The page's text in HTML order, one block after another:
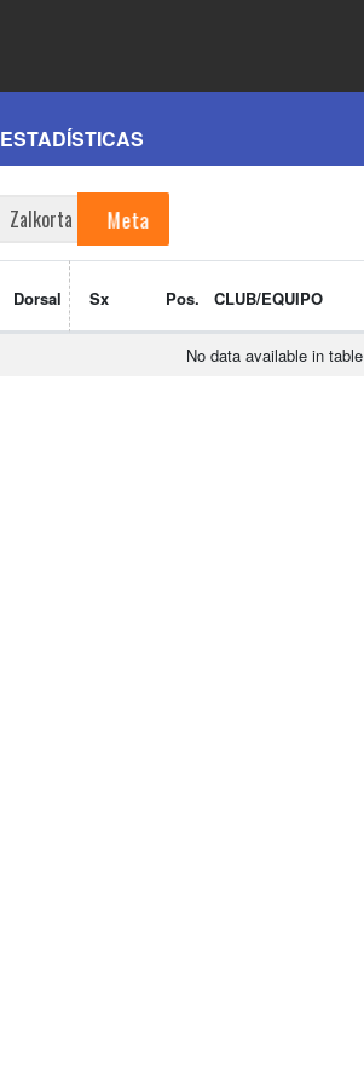
ESTADÍSTICAS
Zalkorta Meta
Dorsal Sx Pos. CLUB/EQUIPO
No data available in table